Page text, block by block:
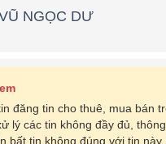
NGỌC DƯ
đăng tin cho thuê, mua bán
lý các tin không đầy đủ,
bất tin không đúng với tin